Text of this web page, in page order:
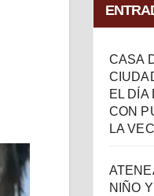
CASA
EL DÍA
CON
LA
NIÑO